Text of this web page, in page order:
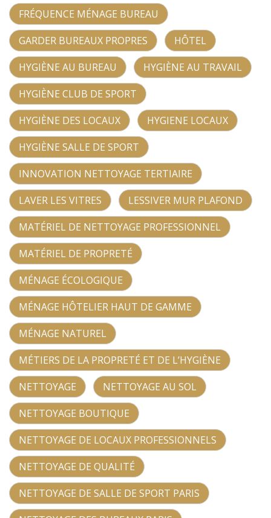
FRÉQUENCE MÉNAGE BUREAU
GARDER BUREAUX PROPRES
HÔTEL
HYGIÈNE AU BUREAU
HYGIÈNE AU TRAVAIL
HYGIÈNE CLUB DE SPORT
HYGIÈNE DES LOCAUX
HYGIENE LOCAUX
HYGIÈNE SALLE DE SPORT
INNOVATION NETTOYAGE TERTIAIRE
LAVER LES VITRES
LESSIVER MUR PLAFOND
MATÉRIEL DE NETTOYAGE PROFESSIONNEL
MATÉRIEL DE PROPRETÉ
MÉNAGE ÉCOLOGIQUE
MÉNAGE HÔTELIER HAUT DE GAMME
MÉNAGE NATUREL
MÉTIERS DE LA PROPRETÉ ET DE L’HYGIÈNE
NETTOYAGE
NETTOYAGE AU SOL
NETTOYAGE BOUTIQUE
NETTOYAGE DE LOCAUX PROFESSIONNELS
NETTOYAGE DE QUALITÉ
NETTOYAGE DE SALLE DE SPORT PARIS